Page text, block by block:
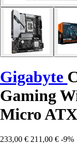
Gigabyte
Gaming
Micro ATX
233,00 € 211,00 € -9%